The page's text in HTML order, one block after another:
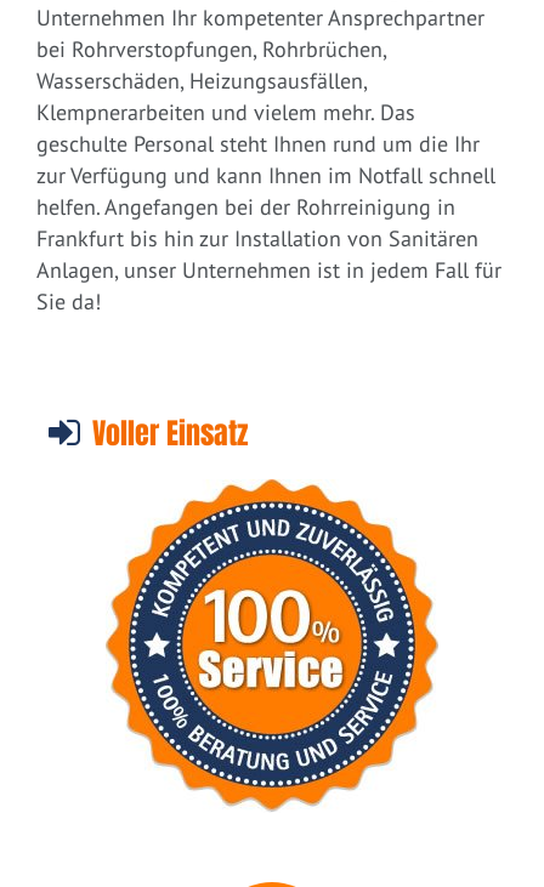
Unternehmen Ihr kompetenter Ansprechpartner
bei Rohrverstopfungen, Rohrbrüchen,
Wasserschäden, Heizungsausfällen,
Klempnerarbeiten und vielem mehr. Das
geschulte Personal steht Ihnen rund um die Ihr
zur Verfügung und kann Ihnen im Notfall schnell
helfen. Angefangen bei der Rohrreinigung in
Frankfurt bis hin zur Installation von Sanitären
Anlagen, unser Unternehmen ist in jedem Fall für
Sie da!
Voller Einsatz